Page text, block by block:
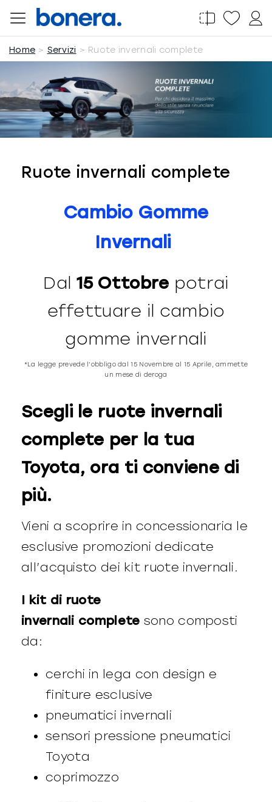
Salta
contenuto
Home Servizi Ruote invernali complete
Ruote invernali complete
Cambio Gomme
Invernali
Dal 15 Ottobre potrai
effettuare il cambio
gomme invernali
*La legge prevede l’obbligo dal 15 Novembre al 15 Aprile, ammette
un mese di deroga
Scegli le ruote invernali
complete per la tua
Toyota, ora ti conviene di
più.
Vieni a scoprire in concessionaria le
esclusive promozioni dedicate
all’acquisto dei kit ruote invernali.
I kit di ruote
invernali complete sono composti
da:
cerchi in lega con design e
finiture esclusive
pneumatici invernali
sensori pressione pneumatici
Toyota
coprimozzo